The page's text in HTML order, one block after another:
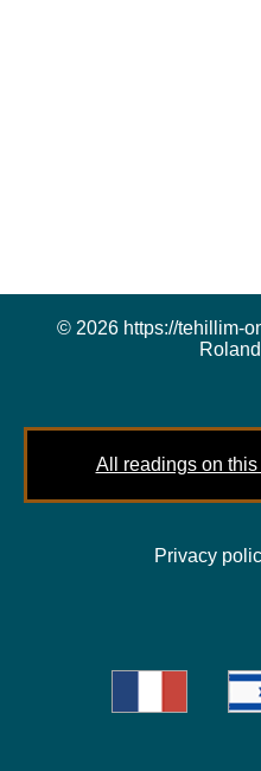
© 2026 https://tehillim-
All readings on
Privacy